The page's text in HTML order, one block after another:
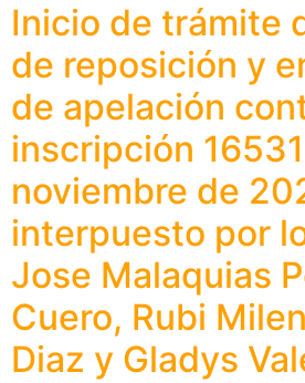
Inicio de trámite
de reposición y
de apelación
inscripción
noviembre de
interpuesto por
Jose Malaquias
Cuero, Rubi
Diaz y Gladys